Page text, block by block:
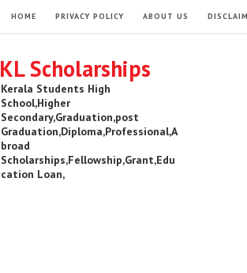
HOME PRIVACY POLICY ABOUT US
KL Scholarships
Kerala Students High
School,Higher
Secondary,Graduation,post
Graduation,Diploma,Professional,A
broad
Scholarships,Fellowship,Grant,Edu
cation Loan,